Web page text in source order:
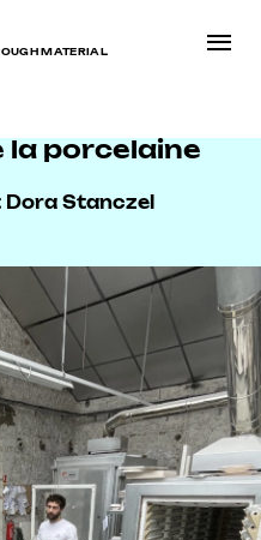
MATERIAL
la porcelaine
Dora Stanczel